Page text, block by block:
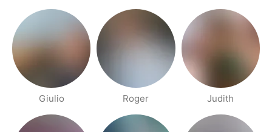
Giulio Roger Judith